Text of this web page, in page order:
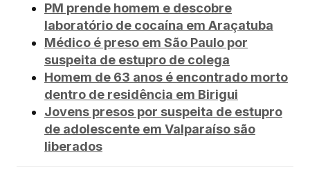
PM prende homem e descobre
laboratório de cocaína em Araçatuba
Médico é preso em São Paulo por
suspeita de estupro de colega
Homem de 63 anos é encontrado morto
dentro de residência em Birigui
Jovens presos por suspeita de estupro
de adolescente em Valparaíso são
liberados